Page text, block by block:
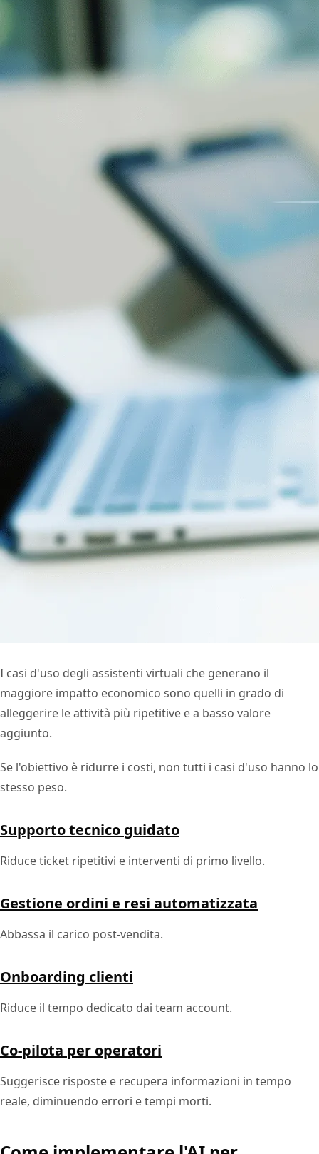
I casi d'uso degli assistenti virtuali che generano il
maggiore impatto economico sono quelli in grado di
alleggerire le attività più ripetitive e a basso valore
aggiunto.
Se l'obiettivo è ridurre i costi, non tutti i casi d'uso hanno lo
stesso peso.
Supporto tecnico guidato
Riduce ticket ripetitivi e interventi di primo livello.
Gestione ordini e resi automatizzata
Abbassa il carico post-vendita.
Onboarding clienti
Riduce il tempo dedicato dai team account.
Co-pilota per operatori
Suggerisce risposte e recupera informazioni in tempo
reale, diminuendo errori e tempi morti.